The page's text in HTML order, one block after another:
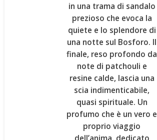
in una trama di sandalo
prezioso che evoca la
quiete e lo splendore di
una notte sul Bosforo. Il
finale, reso profondo da
note di patchouli e
resine calde, lascia una
scia indimenticabile,
quasi spirituale. Un
profumo che è un vero e
proprio viaggio